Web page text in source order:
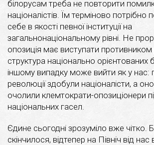
білорусам треба не повторити
націоналістів. Їм терміново потрібно
себе в якості певної інституції на
загальнонаціональному рівні. Не
опозиція має виступати
структура національно орієнтованих
іншому випадку може вийти як у нас:
революції здобули націоналісти, а
очолили клемтократи-опозиціонери
національних гасел.
Єдине сьогодні зрозуміло вже чітко.
скінчилося, відтепер на Північ від нас